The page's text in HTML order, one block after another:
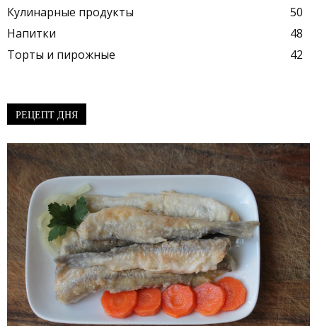
Кулинарные продукты
50
Напитки
48
Торты и пирожные
42
РЕЦЕПТ ДНЯ